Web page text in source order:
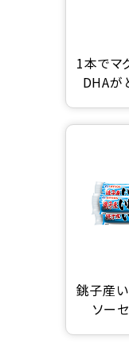
1本でマ
DHAが
銚子産
ソー